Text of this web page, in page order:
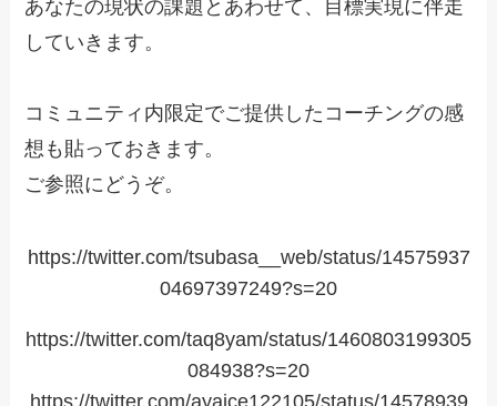
あなたの現状の課題とあわせて、目標実現に伴走
していきます。
コミュニティ内限定でご提供したコーチングの感
想も貼っておきます。
ご参照にどうぞ。
https://twitter.com/tsubasa__web/status/14575937
04697397249?s=20
https://twitter.com/taq8yam/status/1460803199305
084938?s=20
https://twitter.com/ayaice122105/status/14578939